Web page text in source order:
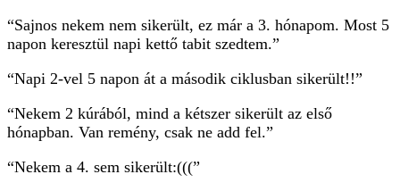
“Sajnos nekem nem sikerült, ez már a 3. hónapom. Most 5
napon keresztül napi kettő tabit szedtem.”
“Napi 2-vel 5 napon át a második ciklusban sikerült!!”
“Nekem 2 kúrából, mind a kétszer sikerült az első
hónapban. Van remény, csak ne add fel.”
“Nekem a 4. sem sikerült:(((”